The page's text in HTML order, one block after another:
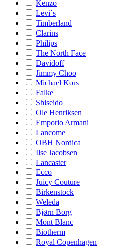
Kenzo
Levi´s
Timberland
Clarins
Philips
The North Face
Davidoff
Jimmy Choo
Michael Kors
Falke
Shiseido
Ole Henriksen
Emporio Armani
Lancome
OBH Nordica
Ilse Jacobsen
Lancaster
Ecco
Juicy Couture
Birkenstock
Weleda
Bjørn Borg
Mont Blanc
Biotherm
Royal Copenhagen